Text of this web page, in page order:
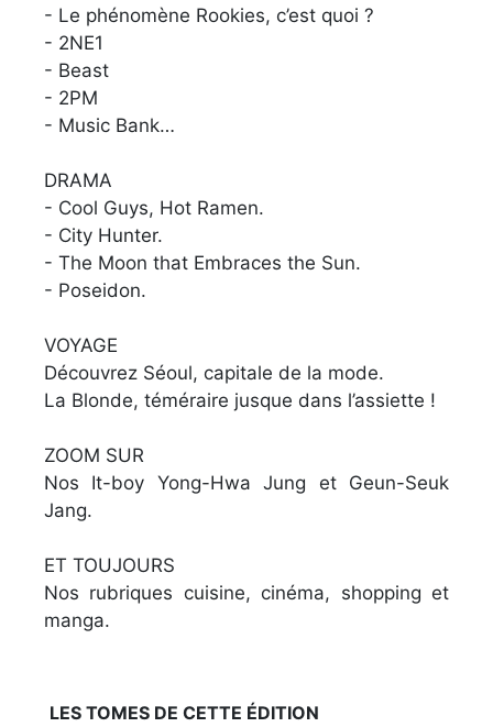
- Le phénomène Rookies, c’est quoi ?
- 2NE1
- Beast
- 2PM
- Music Bank…
DRAMA
- Cool Guys, Hot Ramen.
- City Hunter.
- The Moon that Embraces the Sun.
- Poseidon.
VOYAGE
Découvrez Séoul, capitale de la mode.
La Blonde, téméraire jusque dans l’assiette !
ZOOM SUR
Nos It-boy Yong-Hwa Jung et Geun-Seuk
Jang.
ET TOUJOURS
Nos rubriques cuisine, cinéma, shopping et
manga.
LES TOMES DE CETTE ÉDITION